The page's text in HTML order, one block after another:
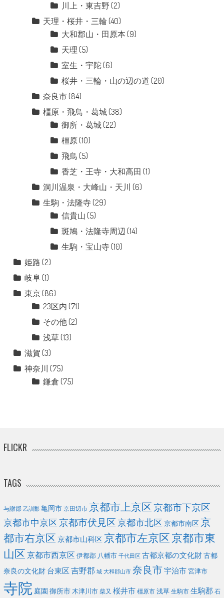
川上・東吉野 (2)
天理・桜井・三輪 (40)
大和郡山・田原本 (9)
天理 (5)
室生・宇陀(6)
桜井・三輪・山の辺の道 (20)
奈良市(84)
橿原・飛鳥・葛城(38)
御所・葛城(22)
橿原(10)
飛鳥 (5)
香芝・王寺・大和高田 (1)
洞川温泉・大峰山・天川 (6)
生駒・法隆寺(29)
信貴山 (5)
斑鳩・法隆寺周辺 (14)
生駒・宝山寺(10)
姫路 (2)
岐阜(1)
東京(86)
23区内 (71)
その他(2)
浅草(13)
滋賀 (3)
神奈川 (75)
鎌倉 (75)
FLICKR
TAGS
与謝郡 乙訓郡 亀岡市 京田辺市 京都市上京区京都市下京区
京都市中京区京都市伏見区京都市北区 京都市南区 京
都市右京区 京都市山科区 京都市左京区京都市東
山区京都市西京区 伊都郡 八幡市 千代田区 古都京都の文化財古都
奈良の文化財 台東区 吉野郡 城 大和郡山市 奈良市宇治市 宮津市
寺院 庭園 御所市 木津川市 柴又 桜井市 橿原市 浅草 生駒市 生駒郡 石